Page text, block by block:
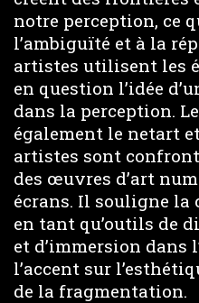
notre perception, ce
l’ambiguïté et à la
artistes utilisent les
en question l’idée
dans la perception.
également le netart
artistes sont
des œuvres d’art
écrans. Il souligne la
en tant qu’outils de
et d’immersion dans
l’accent sur
de la fragmentation.